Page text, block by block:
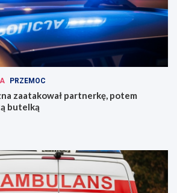
PRZEMOC
zaatakował partnerkę, potem
butelką